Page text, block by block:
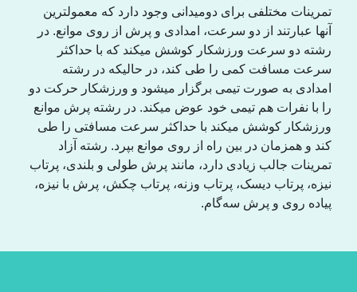
تمرینات مختلفی برای دومیدانی وجود دارد کە معمولترین
آنها عبارتند از دو سرعت، امدادی و پرش از روی موانع. در
رشتە دو سرعت ورزشکار کوشش میکند کە با حداکثر
سرعت مسافت کمی را طی کند، در حالیکە در رشتە
امدادی بە صورت تیمی برگزار میشود و ورزشکار حرکت دو
را با نفرات هم تیمی خود عوض میکند. در رشتە پرش موانع
ورزشکار کوشش میکند با حداکثر سرعت مسافتی را طی
کند و همزمان در بین راە از روی موانع بپرد. رشتە آزاد
تمرینات جالب زیادی دارد، مانند پرش طولی و بلندی، پرتاب
نیزە، پرتاب دیسک، پرتاب وزنە، پرتاب چکش، پرش با نیزه،
پیاده روی و پرش سەگام.